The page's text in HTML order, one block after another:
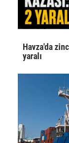
Havza'da
yaralı